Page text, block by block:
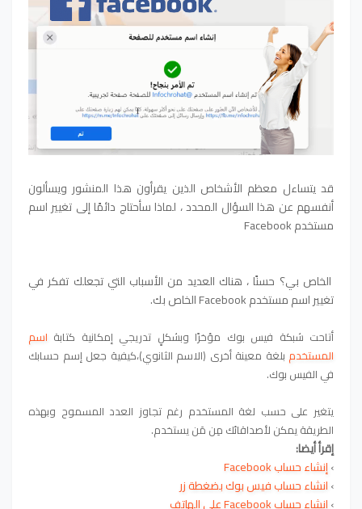
قد يتساءل معظم الأشخاص الذين يقرأون هذا المنشور ويسألون
أنفسهم عن هذا السؤال المحدد ، لماذا سأحتاج دائمًا إلى تغيير اسم
مستخدم Facebook
الخاص بي؟ حسنًا ، هناك العديد من الأسباب التي تجعلك تفكر في
تغيير اسم مستخدم Facebook الخاص بك.
أتاحت شبكة فيس بوك مؤخرًا وبشكلٍ تدريجي إمكانية كتابة اسم
المستخدم بلغة معينة أخرى (الاسم الثانوي)،كيفية جعل إسم حسابك
في الفيس بوك.
يتغير على حسب لغة المستخدم رغم تجاوز العدد المسموح وبهذه
الطريقة يمكن لأصداقائك مِن مَن يستخدم.
إقرأ أيضا:
›إنشاء حساب Facebook
›انشاء حساب فيس بوك بضغطة زر
›إنشاء حساب Facebook على الهاتف